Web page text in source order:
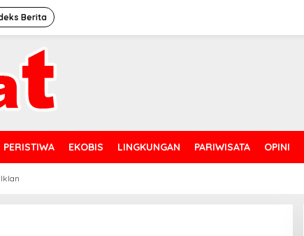
Berita
PERISTIWA EKOBIS LINGKUNGAN PARIWISATA OPINI